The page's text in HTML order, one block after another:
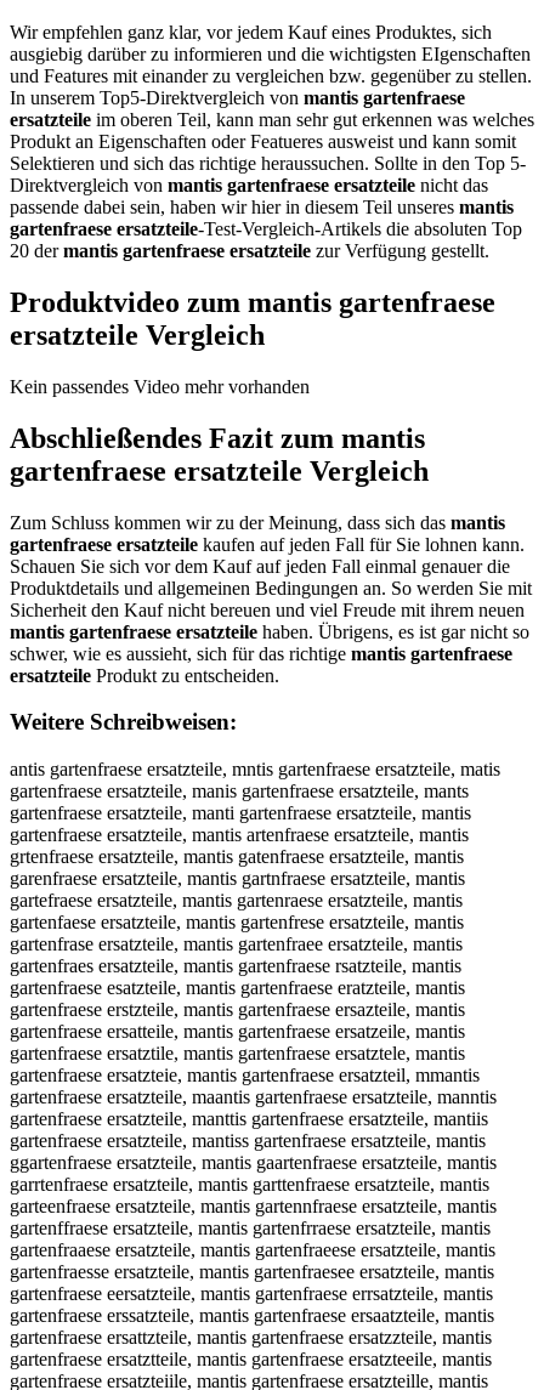
Wir empfehlen ganz klar, vor jedem Kauf eines Produktes, sich
ausgiebig darüber zu informieren und die wichtigsten EIgenschaften
und Features mit einander zu vergleichen bzw. gegenüber zu stellen.
In unserem Top5-Direktvergleich von mantis gartenfraese
ersatzteile im oberen Teil, kann man sehr gut erkennen was welches
Produkt an Eigenschaften oder Featueres ausweist und kann somit
Selektieren und sich das richtige heraussuchen. Sollte in den Top 5-
Direktvergleich von mantis gartenfraese ersatzteile nicht das
passende dabei sein, haben wir hier in diesem Teil unseres mantis
gartenfraese ersatzteile-Test-Vergleich-Artikels die absoluten Top
20 dermantis gartenfraese ersatzteile zur Verfügung gestellt.
Produktvideo zum mantis gartenfraese
ersatzteile Vergleich
Kein passendes Video mehr vorhanden
Abschließendes Fazit zum mantis
gartenfraese ersatzteile Vergleich
Zum Schluss kommen wir zu der Meinung, dass sich das mantis
gartenfraese ersatzteile kaufen auf jeden Fall für Sie lohnen kann.
Schauen Sie sich vor dem Kauf auf jeden Fall einmal genauer die
Produktdetails und allgemeinen Bedingungen an. So werden Sie mit
Sicherheit den Kauf nicht bereuen und viel Freude mit ihrem neuen
mantis gartenfraese ersatzteile haben. Übrigens, es ist gar nicht so
schwer, wie es aussieht, sich für das richtige mantis gartenfraese
ersatzteile Produkt zu entscheiden.
Weitere Schreibweisen:
antis gartenfraese ersatzteile, mntis gartenfraese ersatzteile, matis gartenfraese ersatzteile, manis gartenfraese ersatzteile, mants gartenfraese ersatzteile, manti gartenfraese ersatzteile, mantis gartenfraese ersatzteile, mantis artenfraese ersatzteile, mantis grtenfraese ersatzteile, mantis gatenfraese ersatzteile, mantis garenfraese ersatzteile, mantis gartnfraese ersatzteile, mantis gartefraese ersatzteile, mantis gartenraese ersatzteile, mantis gartenfaese ersatzteile, mantis gartenfrese ersatzteile, mantis gartenfrase ersatzteile, mantis gartenfraee ersatzteile, mantis gartenfraes ersatzteile, mantis gartenfraese rsatzteile, mantis gartenfraese esatzteile, mantis gartenfraese eratzteile, mantis gartenfraese erstzteile, mantis gartenfraese ersazteile, mantis gartenfraese ersatteile, mantis gartenfraese ersatzeile, mantis gartenfraese ersatztile, mantis gartenfraese ersatztele, mantis gartenfraese ersatzteie, mantis gartenfraese ersatzteil, mmantis gartenfraese ersatzteile, maantis gartenfraese ersatzteile, manntis gartenfraese ersatzteile, manttis gartenfraese ersatzteile, mantiis gartenfraese ersatzteile, mantiss gartenfraese ersatzteile, mantis ggartenfraese ersatzteile, mantis gaartenfraese ersatzteile, mantis garrtenfraese ersatzteile, mantis garttenfraese ersatzteile, mantis garteenfraese ersatzteile, mantis gartennfraese ersatzteile, mantis gartenffraese ersatzteile, mantis gartenfrraese ersatzteile, mantis gartenfraaese ersatzteile, mantis gartenfraeese ersatzteile, mantis gartenfraesse ersatzteile, mantis gartenfraesee ersatzteile, mantis gartenfraese eersatzteile, mantis gartenfraese errsatzteile, mantis gartenfraese erssatzteile, mantis gartenfraese ersaatzteile, mantis gartenfraese ersattzteile, mantis gartenfraese ersatzzteile, mantis gartenfraese ersatztteile, mantis gartenfraese ersatzteeile, mantis gartenfraese ersatzteiile, mantis gartenfraese ersatzteille, mantis gartenfraese ersatzteilee, amntis gartenfraese ersatzteile, mnatis gartenfraese ersatzteile, matnis gartenfraese ersatzteile, manits gartenfraese ersatzteile, mantsi gartenfraese ersatzteile, manti sgartenfraese ersatzteile, mantisg artenfraese ersatzteile, mantis agrtenfraese ersatzteile, mantis gratenfraese ersatzteile, mantis gatrenfraese ersatzteile, mantis garetnfraese ersatzteile, mantis gartnefraese ersatzteile, mantis gartefnraese ersatzteile, mantis gartenrfaese ersatzteile, mantis gartenfarese ersatzteile, mantis gartenfrease ersatzteile, mantis gartenfrasee ersatzteile, mantis gartenfraees ersatzteile, mantis gartenfraes eersatzteile, mantis gartenfraesee rsatzteile, mantis gartenfraese resatzteile, mantis gartenfraese esratzteile, mantis gartenfraese erastzteile, mantis gartenfraese erstazteile, mantis gartenfraese ersaztteile, mantis gartenfraese ersattzeile, mantis gartenfraese ersatzetile, mantis gartenfraese ersatztiele, mantis gartenfraese ersatztelie, mantis gartenfraese ersatzteiel, mantisgartenfraese ersatzteile, mantis gartenfraeseersatzteile, antis gartenfraese ersatzteile, nantis gartenfraese ersatzteile, hantis gartenfraese ersatzteile, jantis gartenfraese ersatzteile, kantis gartenfraese ersatzteile, lantis gartenfraese ersatzteile, mqntis gartenfraese ersatzteile, mwntis gartenfraese ersatzteile, mzntis gartenfraese ersatzteile, mxntis gartenfraese ersatzteile, ma tis gartenfraese ersatzteile, mabtis gartenfraese ersatzteile, magtis gartenfraese ersatzteile, mahtis gartenfraese ersatzteile, majtis gartenfraese ersatzteile, mamtis gartenfraese ersatzteile, manris gartenfraese ersatzteile, manfis gartenfraese ersatzteile, mangis gartenfraese ersatzteile, manhis gartenfraese ersatzteile, manyis gartenfraese ersatzteile, man5is gartenfraese ersatzteile, man6is gartenfraese ersatzteile, mantus gartenfraese ersatzteile, mantjs gartenfraese ersatzteile, mantks gartenfraese ersatzteile, mantls gartenfraese ersatzteile, mantos gartenfraese ersatzteile, mant8s gartenfraese ersatzteile, mant9s gartenfraese ersatzteile, mantiq gartenfraese ersatzteile, mantiw gartenfraese ersatzteile, mantie gartenfraese ersatzteile, mantiz gartenfraese ersatzteile, mantix gartenfraese ersatzteile, mantic gartenfraese ersatzteile, mantis rartenfraese ersatzteile, mantis fartenfraese ersatzteile, mantis vartenfraese ersatzteile, mantis tartenfraese ersatzteile, mantis bartenfraese ersatzteile, mantis yartenfraese ersatzteile, mantis hartenfraese ersatzteile, mantis nartenfraese ersatzteile, mantis gqrtenfraese ersatzteile, mantis gwrtenfraese ersatzteile, mantis gzrtenfraese ersatzteile, mantis gxrtenfraese ersatzteile, mantis gaetenfraese ersatzteile, mantis gadtenfraese ersatzteile, mantis gaftenfraese ersatzteile, mantis gagtenfraese ersatzteile, mantis gattenfraese ersatzteile, mantis ga4tenfraese ersatzteile, mantis ga5tenfraese ersatzteile, mantis garrenfraese ersatzteile, mantis garfenfraese ersatzteile, mantis gargenfraese ersatzteile, mantis garhenfraese ersatzteile, mantis garyenfraese ersatzteile, mantis gar5enfraese ersatzteile, mantis gar6enfraese ersatzteile, mantis gartwnfraese ersatzteile, mantis gartsnfraese ersatzteile, mantis gartdnfraese ersatzteile, mantis gartfnfraese ersatzteile, mantis gartrnfraese ersatzteile, mantis gart3nfraese ersatzteile, mantis gart4nfraese ersatzteile, mantis garte fraese ersatzteile, mantis gartebfraese ersatzteile, mantis gartegfraese ersatzteile, mantis gartehfraese ersatzteile, mantis gartejfraese ersatzteile, mantis gartemfraese ersatzteile, mantis gartencraese ersatzteile, mantis gartendraese ersatzteile, mantis garteneraese ersatzteile, mantis gartenrraese ersatzteile, mantis gartentraese ersatzteile, mantis gartengraese ersatzteile, mantis gartenbraese ersatzteile, mantis gartenvraese ersatzteile, mantis gartenfeaese ersatzteile, mantis gartenfdaese ersatzteile, mantis gartenffaese ersatzteile, mantis gartenfgaese ersatzteile, mantis gartenftaese ersatzteile, mantis gartenf4aese ersatzteile, mantis gartenf5aese ersatzteile, mantis gartenfrqese ersatzteile, mantis gartenfrwese ersatzteile, mantis gartenfrzese ersatzteile, mantis gartenfrxese ersatzteile, mantis gartenfrawse ersatzteile, mantis gartenfrasse ersatzteile, mantis gartenfradse ersatzteile, mantis gartenfrafse ersatzteile, mantis gartenfrarse ersatzteile, mantis gartenfra3se ersatzteile, mantis gartenfra4se ersatzteile, mantis gartenfraeqe ersatzteile, mantis gartenfraewe ersatzteile, mantis gartenfraeee ersatzteile, mantis gartenfraeze ersatzteile, mantis gartenfraexe ersatzteile, mantis gartenfraece ersatzteile, mantis gartenfraesw ersatzteile, mantis gartenfraess ersatzteile, mantis gartenfraesd ersatzteile, mantis gartenfraesf ersatzteile, mantis gartenfraesr ersatzteile, mantis gartenfraes3 ersatzteile, mantis gartenfraes4 ersatzteile, mantis gartenfraese wrsatzteile, mantis gartenfraese srsatzteile, mantis gartenfraese drsatzteile, mantis gartenfraese frsatzteile, mantis gartenfraese rrsatzteile, mantis gartenfraese 3rsatzteile, mantis gartenfraese 4rsatzteile, mantis gartenfraese eesatzteile, mantis gartenfraese edsatzteile, mantis gartenfraese efsatzteile, mantis gartenfraese egsatzteile, mantis gartenfraese etsatzteile, mantis gartenfraese e4satzteile, mantis gartenfraese e5satzteile, mantis gartenfraese erqatzteile, mantis gartenfraese erwatzteile, mantis gartenfraese ereatzteile, mantis gartenfraese erzatzteile, mantis gartenfraese erxatzteile, mantis gartenfraese ercatzteile, mantis gartenfraese ersqtzteile, mantis gartenfraese erswtzteile, mantis gartenfraese ersztzteile, mantis gartenfraese ersxtzteile, mantis gartenfraese ersarzteile, mantis gartenfraese ersafzteile, mantis gartenfraese ersagzteile, mantis gartenfraese ersahzteile, mantis gartenfraese ersayzteile, mantis gartenfraese ersa5zteile, mantis gartenfraese ersa6zteile, mantis gartenfraese ersatxteile, mantis gartenfraese ersatsteile, mantis gartenfraese ersatateile, mantis gartenfraese ersatzreile, mantis gartenfraese ersatzfeile, mantis gartenfraese ersatzgeile, mantis gartenfraese ersatzheile, mantis gartenfraese ersatzyeile, mantis gartenfraese ersatz5eile, mantis gartenfraese ersatz6eile, mantis gartenfraese ersatztwile, mantis gartenfraese ersatztsile, mantis gartenfraese ersatztdile, mantis gartenfraese ersatztfile, mantis gartenfraese ersatztrile, mantis gartenfraese ersatzt3ile, mantis gartenfraese ersatzt4ile, mantis gartenfraese ersatzteule, mantis gartenfraese ersatztejle, mantis gartenfraese ersatztekle, mantis gartenfraese ersatztelle, mantis gartenfraese ersatzteole, mantis gartenfraese ersatzte8le, mantis gartenfraese ersatzte9le, mantis gartenfraese ersatzteipe, mantis gartenfraese ersatzteioe, mantis gartenfraese ersatzteiie, mantis gartenfraese ersatzteike, mantis gartenfraese ersatzteime, mantis gartenfraese ersatzteilw, mantis gartenfraese ersatzteils, mantis gartenfraese ersatzteild, mantis gartenfraese ersatzteilf, mantis gartenfraese ersatzteilr, mantis gartenfraese ersatzteil3, mantis gartenfraese ersatzteil4, mantis gartenfraese ersatzteile, m antis gartenfraese ersatzteile, nmantis gartenfraese ersatzteile, mnantis gartenfraese ersatzteile, hmantis gartenfraese ersatzteile, mhantis gartenfraese ersatzteile, jmantis gartenfraese ersatzteile, mjantis gartenfraese ersatzteile, kmantis gartenfraese ersatzteile, mkantis gartenfraese ersatzteile, lmantis gartenfraese ersatzteile, mlantis gartenfraese ersatzteile, mqantis gartenfraese ersatzteile, maqntis gartenfraese ersatzteile, mwantis gartenfraese ersatzteile, mawntis gartenfraese ersatzteile, mzantis gartenfraese ersatzteile, mazntis gartenfraese ersatzteile, mxantis gartenfraese ersatzteile, maxntis gartenfraese ersatzteile, ma ntis gartenfraese ersatzteile, man tis gartenfraese ersatzteile, mabntis gartenfraese ersatzteile, manbtis gartenfraese ersatzteile, magntis gartenfraese ersatzteile, mangtis gartenfraese ersatzteile, mahntis gartenfraese ersatzteile, manhtis gartenfraese ersatzteile, majntis gartenfraese ersatzteile, manjtis gartenfraese ersatzteile, mamn